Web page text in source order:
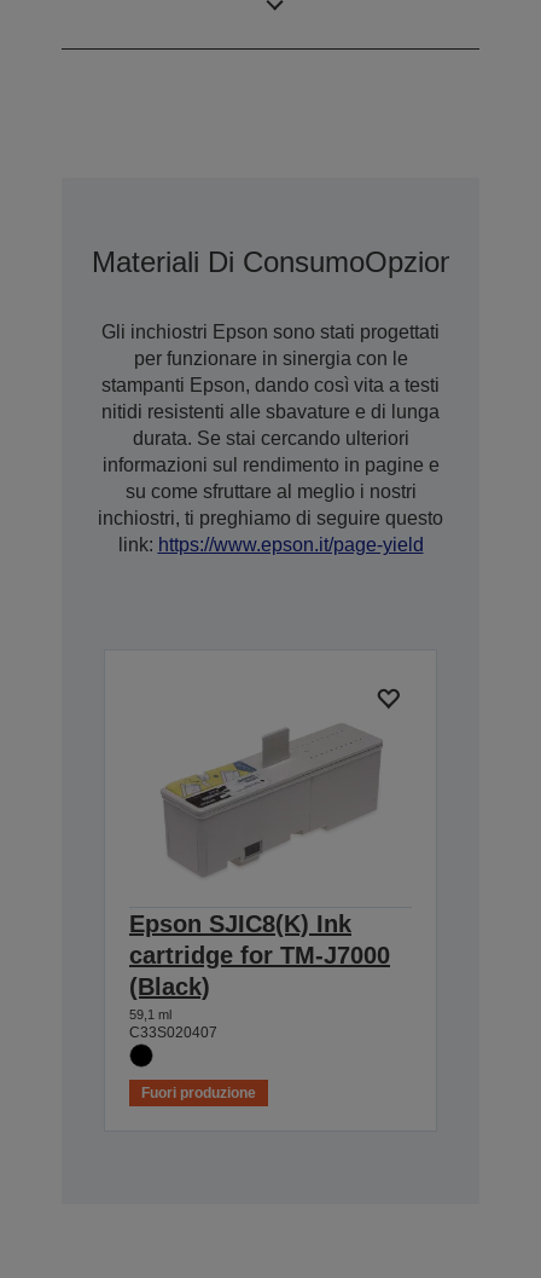
Materiali Di ConsumoOpzioni
Gli inchiostri Epson sono stati progettati
per funzionare in sinergia con le
stampanti Epson, dando così vita a testi
nitidi resistenti alle sbavature e di lunga
durata. Se stai cercando ulteriori
informazioni sul rendimento in pagine e
su come sfruttare al meglio i nostri
inchiostri, ti preghiamo di seguire questo
link: https://www.epson.it/page-yield
Epson SJIC8(K) Ink
cartridge for TM-J7000
(Black)
59,1 ml
C33S020407
Fuori produzione